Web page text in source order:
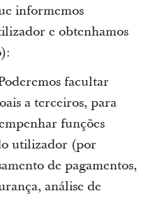
informemos
e obtenhamos
facultar
a terceiros, para
funções
utilizador (por
de pagamentos,
análise de